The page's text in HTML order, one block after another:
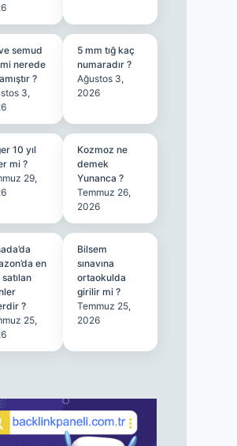
semud
nerede
?
3,
5 mm tığ kaç
numaradır ?
Ağustos 3,
2026
10 yıl
mi ?
29,
Kozmoz ne
demek
Yunanca ?
Temmuz 26,
2026
en
?
25,
Bilsem
sınavına
ortaokulda
girilir mi ?
Temmuz 25,
2026